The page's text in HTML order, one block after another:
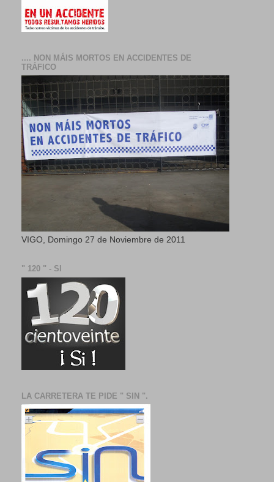
.... NON MÁIS MORTOS EN ACCIDENTES DE
TRÁFICO
VIGO, Domingo 27 de Noviembre de 2011
" 120 " - SI
LA CARRETERA TE PIDE " SIN ".